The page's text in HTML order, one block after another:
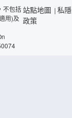
不包括
用)及
站點地圖 | 私隱
政策